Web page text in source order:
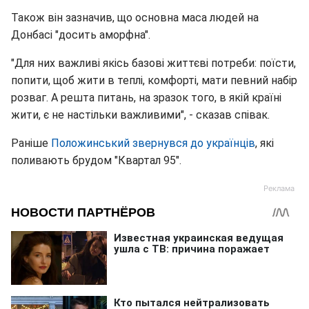
Також він зазначив, що основна маса людей на
Донбасі "досить аморфна".
"Для них важливі якісь базові життєві потреби: поїсти,
попити, щоб жити в теплі, комфорті, мати певний набір
розваг. А решта питань, на зразок того, в якій країні
жити, є не настільки важливими", - сказав співак.
Раніше Положинський звернувся до українців, які
поливають брудом "Квартал 95".